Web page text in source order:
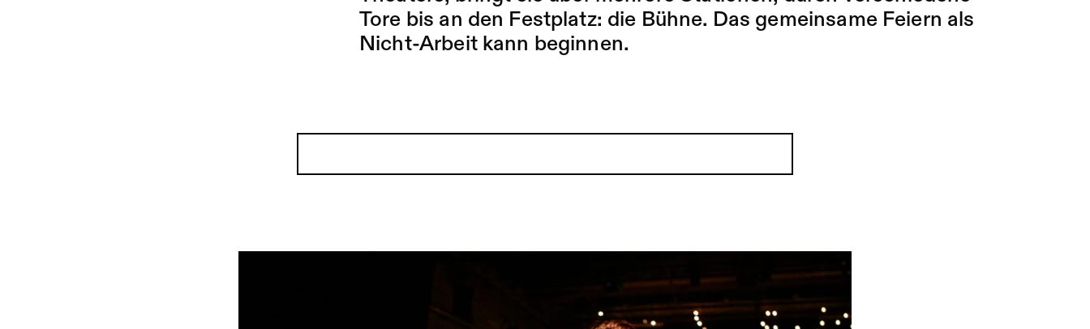
Tore bis an den Festplatz: die Bühne. Das gemeinsame Feiern als
Nicht-Arbeit kann beginnen.